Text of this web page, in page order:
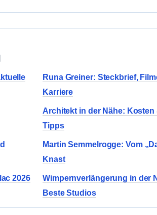
Runa Greiner: Steckbrief,
Karriere
Architekt in der Nähe: Kosten
Tipps
Martin Semmelrogge: Vom
Knast
2026
Wimpernverlängerung in der
Beste Studios